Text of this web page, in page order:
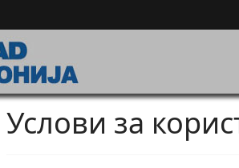
Услови за